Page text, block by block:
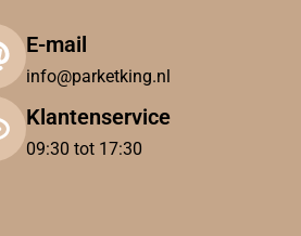
E-mail
info@parketking.nl
Klantenservice
09:30 tot 17:30